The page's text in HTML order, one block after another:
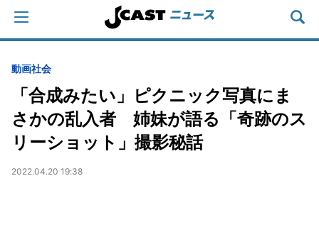
動画社会
「合成みたい」ピクニック写真にま
さかの乱入者 姉妹が語る「奇跡のス
リーショット」撮影秘話
2022.04.20 19:38